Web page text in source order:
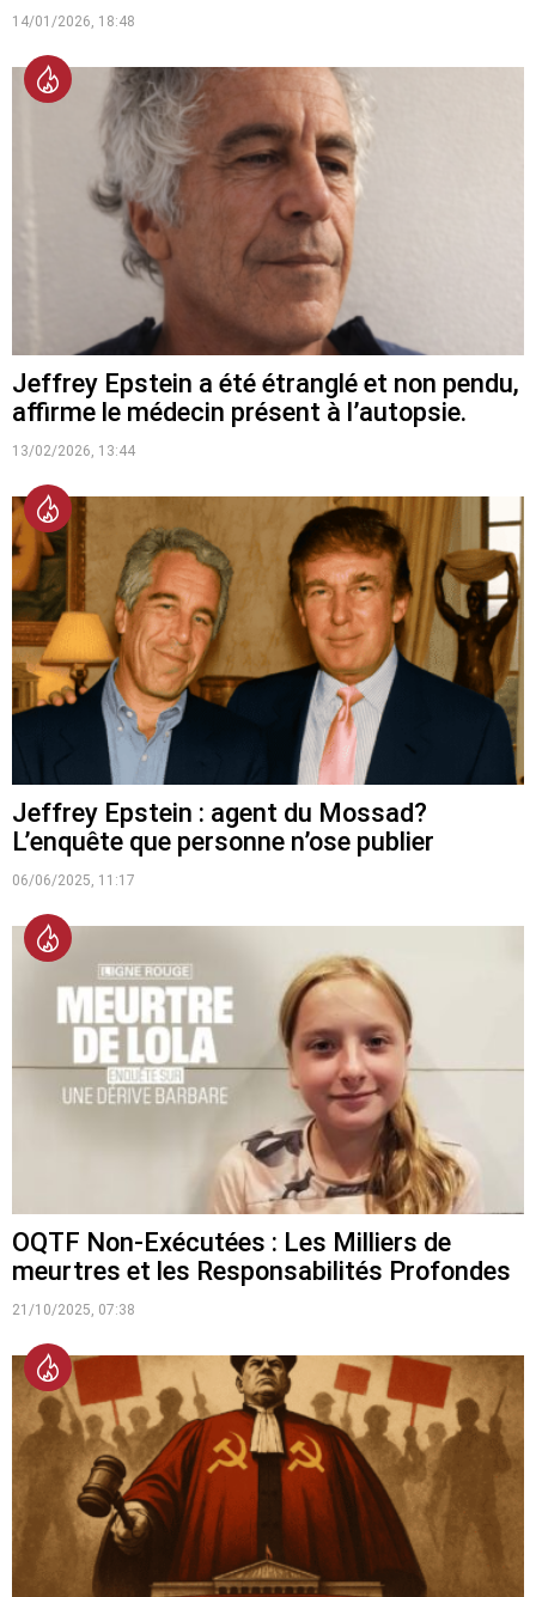
14/01/2026, 18:48
Jeffrey Epstein a été étranglé et non pendu,
affirme le médecin présent à l’autopsie.
13/02/2026, 13:44
Jeffrey Epstein : agent du Mossad?
L’enquête que personne n’ose publier
06/06/2025, 11:17
OQTF Non-Exécutées : Les Milliers de
meurtres et les Responsabilités Profondes
21/10/2025, 07:38